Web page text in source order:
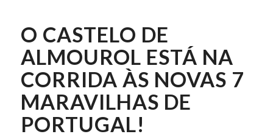
O CASTELO DE
ALMOUROL ESTÁ NA
CORRIDA ÀS NOVAS 7
MARAVILHAS DE
PORTUGAL!